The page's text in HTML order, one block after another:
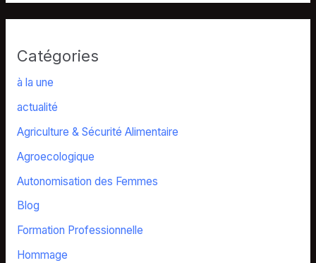
Catégories
à la une
actualité
Agriculture & Sécurité Alimentaire
Agroecologique
Autonomisation des Femmes
Blog
Formation Professionnelle
Hommage